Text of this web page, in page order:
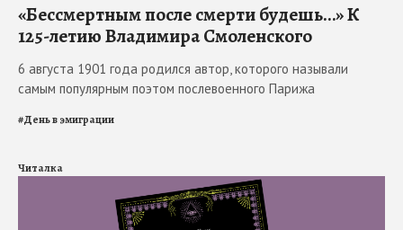
«Бессмертным после смерти будешь…» К
125-летию Владимира Смоленского
6 августа 1901 года родился автор, которого называли
самым популярным поэтом послевоенного Парижа
#День в эмиграции
Читалка